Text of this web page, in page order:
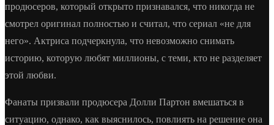
продюсеров, который открыто признавался, что никогда не
смотрел оригинал полностью и считал, что сериал «не для
него». Актриса подчеркнула, что невозможно снимать
историю, которую любят миллионы, с теми, кто не разделяет
этой любви.
Фанаты призвали продюсера Долли Партон вмешаться в
ситуацию, однако, как выяснилось, повлиять на решение она